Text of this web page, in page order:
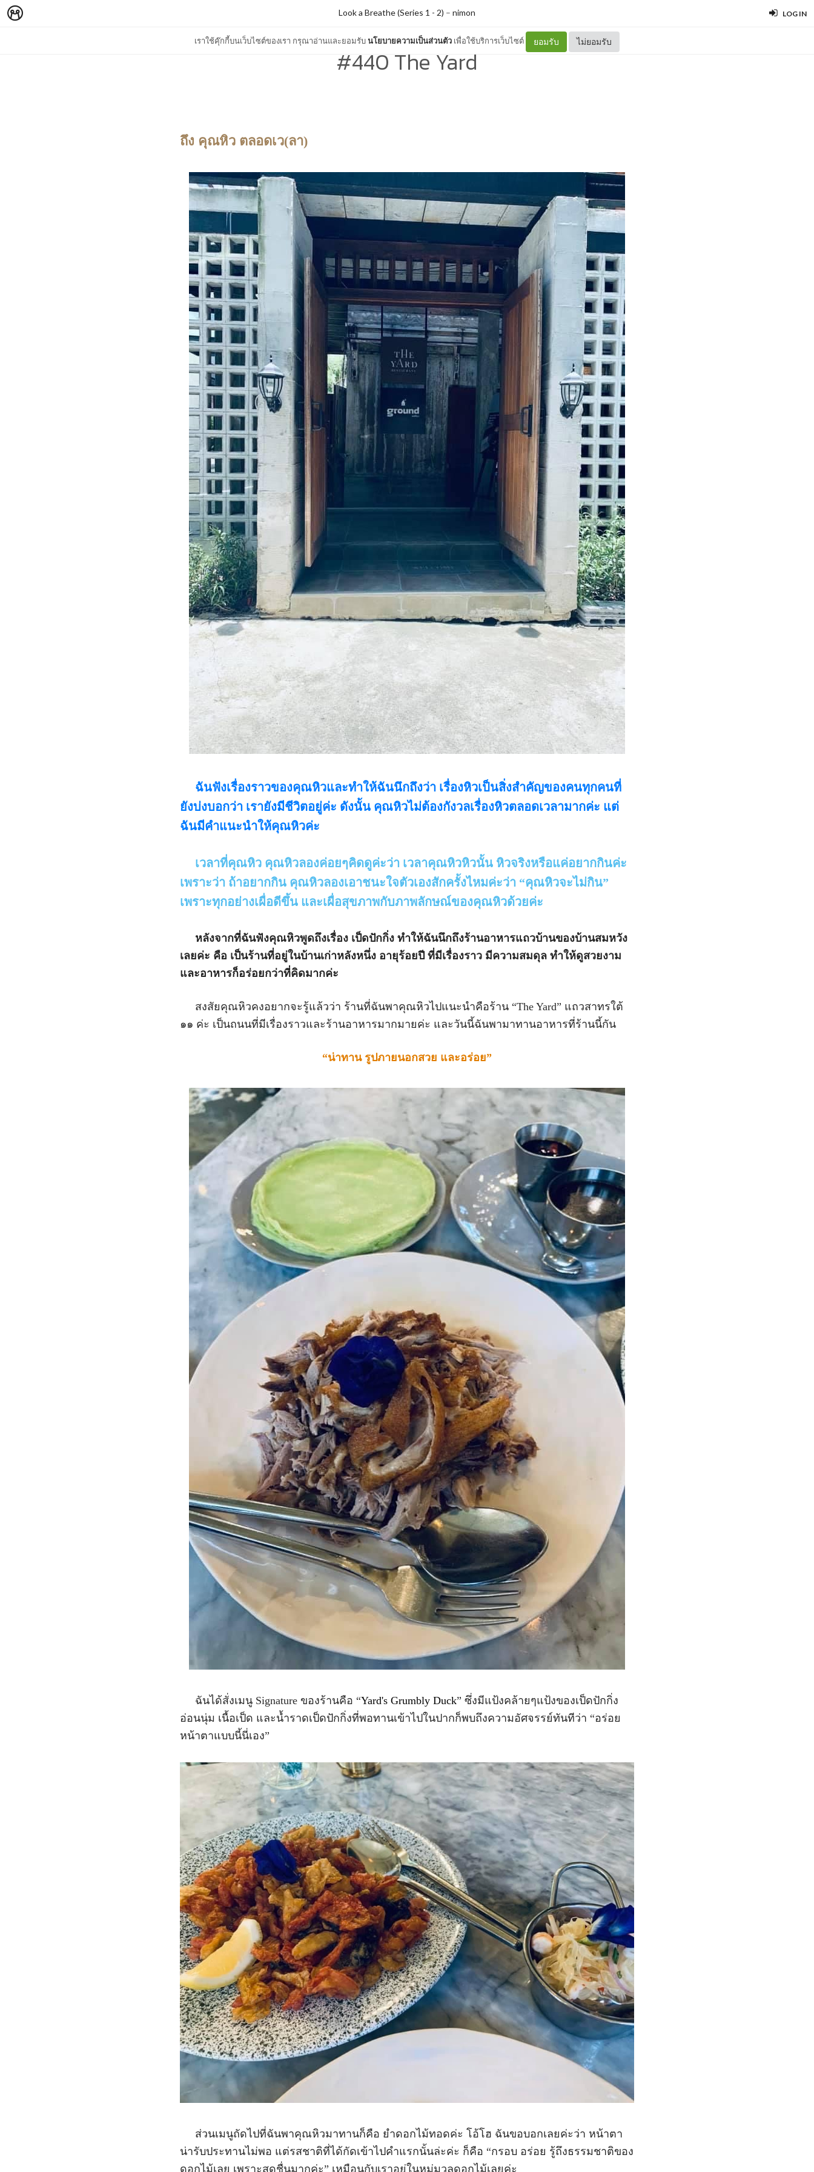
LOG IN
เราใช้คุ๊กกี้บนเว็บไซต์ของเรา กรุณาอ่านและยอมรับนโยบายความเป็นส่วนตัว เพื่อใช้บริการเว็บไซต์ ยอมรับ ไม่ยอมรับ
Look a Breathe (Series 1 - 2) – nimon
#440 The Yard
ถึง คุณหิว ตลอดเว(ลา)
ฉันฟังเรื่องราวของคุณหิวและทำให้ฉันนึกถึงว่า เรื่องหิวเป็นสิ่งสำคัญของคนทุกคนที่
ยังบ่งบอกว่า เรายังมีชีวิตอยู่ค่ะ ดังนั้น คุณหิวไม่ต้องกังวลเรื่องหิวตลอดเวลามากค่ะ แต่
ฉันมีคำแนะนำให้คุณหิวค่ะ
เวลาที่คุณหิว คุณหิวลองค่อยๆคิดดูค่ะว่า เวลาคุณหิวหิวนั้น หิวจริงหรือแค่อยากกินค่ะ
เพราะว่า ถ้าอยากกิน คุณหิวลองเอาชนะใจตัวเองสักครั้งไหมค่ะว่า “คุณหิวจะไม่กิน”
เพราะทุกอย่างเผื่อดีขึ้น และเผื่อสุขภาพกับภาพลักษณ์ของคุณหิวด้วยค่ะ
หลังจากที่ฉันฟังคุณหิวพูดถึงเรื่อง เป็ดปักกิ่ง ทำให้ฉันนึกถึงร้านอาหารแถวบ้านของบ้านสมหวัง
เลยค่ะ คือ เป็นร้านที่อยู่ในบ้านเก่าหลังหนึ่ง อายุร้อยปี ที่มีเรื่องราว มีความสมดุล ทำให้ดูสวยงาม
และอาหารก็อร่อยกว่าที่คิดมากค่ะ
สงสัยคุณหิวคงอยากจะรู้แล้วว่า ร้านที่ฉันพาคุณหิวไปแนะนำคือร้าน “The Yard” แถวสาทรใต้
๑๑ ค่ะ เป็นถนนที่มีเรื่องราวและร้านอาหารมากมายค่ะ และวันนี้ฉันพามาทานอาหารที่ร้านนี้กัน
“น่าทาน รูปภายนอกสวย และอร่อย”
ฉันได้สั่งเมนู Signature ของร้านคือ “Yard's Grumbly Duck” ซึ่งมีแป้งคล้ายๆแป้งของเป็ดปักกิ่ง
อ่อนนุ่ม เนื้อเป็ด และน้ำราดเป็ดปักกิ่งที่พอทานเข้าไปในปากก็พบถึงความอัศจรรย์ทันทีว่า “อร่อย
หน้าตาแบบนี้นี่เอง”
ส่วนเมนูถัดไปที่ฉันพาคุณหิวมาทานก็คือ ยำดอกไม้ทอดค่ะ โอ้โฮ ฉันขอบอกเลยค่ะว่า หน้าตา
น่ารับประทานไม่พอ แต่รสชาติที่ได้กัดเข้าไปคำแรกนั้นล่ะค่ะ ก็คือ “กรอบ อร่อย รู้ถึงธรรมชาติของ
ดอกไม้เลย เพราะสดชื่นมากค่ะ” เหมือนกับเราอยู่ในหมู่มวลดอกไม้เลยค่ะ